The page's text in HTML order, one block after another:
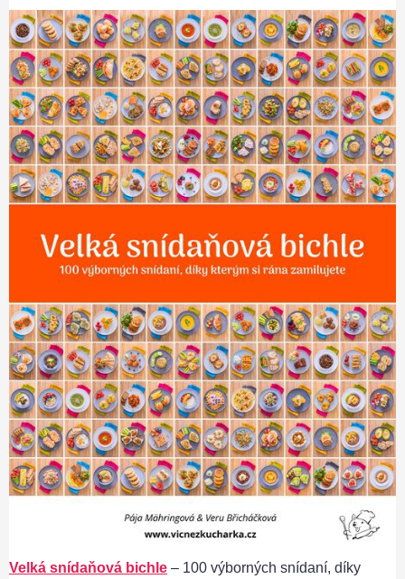
Velká snídaňová bichle – 100 výborných snídaní, díky